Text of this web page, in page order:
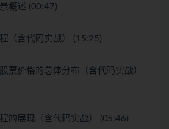
概述 (00:47)
（含代码实战） (15:25)
票价格的总体分布（含代码实战）
的展现（含代码实战） (05:46)